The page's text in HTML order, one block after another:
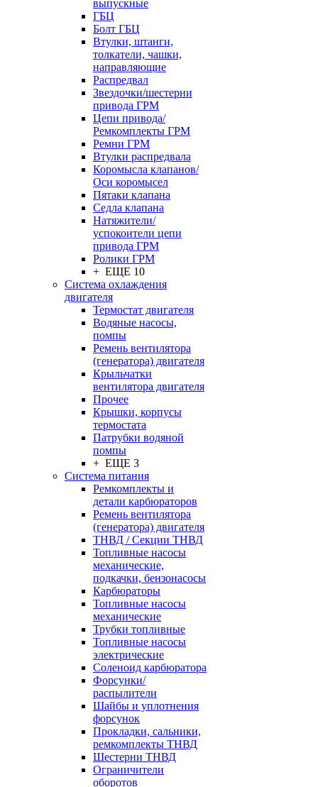
выпускные
ГБЦ
Болт ГБЦ
Втулки, штанги,
толкатели, чашки,
направляющие
Распредвал
Звездочки/шестерни
привода ГРМ
Цепи привода/
Ремкомплекты ГРМ
Ремни ГРМ
Втулки распредвала
Коромысла клапанов/
Оси коромысел
Пятаки клапана
Седла клапана
Натяжители/
успокоители цепи
привода ГРМ
Ролики ГРМ
+ ЕЩЕ 10
Система охлаждения
двигателя
Термостат двигателя
Водяные насосы,
помпы
Ремень вентилятора
(генератора) двигателя
Крыльчатки
вентилятора двигателя
Прочее
Крышки, корпусы
термостата
Патрубки водяной
помпы
+ ЕЩЕ 3
Система питания
Ремкомплекты и
детали карбюраторов
Ремень вентилятора
(генератора) двигателя
ТНВД / Секции ТНВД
Топливные насосы
механические,
подкачки, бензонасосы
Карбюраторы
Топливные насосы
механические
Трубки топливные
Топливные насосы
электрические
Соленоид карбюратора
Форсунки/
распылители
Шайбы и уплотнения
форсунок
Прокладки, сальники,
ремкомплекты ТНВД
Шестерни ТНВД
Ограничители
оборотов